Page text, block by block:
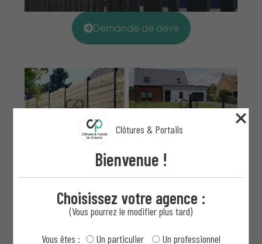
Demande de devis
Clôtures & Portails
Bienvenue !
Choisissez votre agence :
(Vous pourrez le modifier plus tard)
Vous êtes : Un particulier Un professionnel